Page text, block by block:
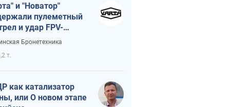
и "Новатор"
пулеметный
и удар FPV-
сохранив жизнь
Бронетехника
т.
как катализатор
или О новом этапе